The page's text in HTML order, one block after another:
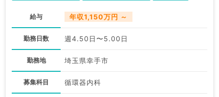
給与 年収1,150万円 ～
勤務日数 週4.50日〜5.00日
勤務地 埼玉県幸手市
募集科目 循環器内科